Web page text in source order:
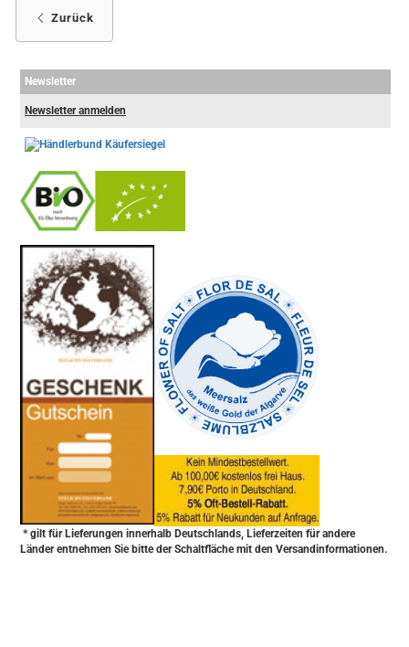
Zurück
Newsletter
Newsletter anmelden
* gilt für Lieferungen innerhalb Deutschlands, Lieferzeiten für andere
Länder entnehmen Sie bitte der Schaltfläche mit den Versandinformationen.